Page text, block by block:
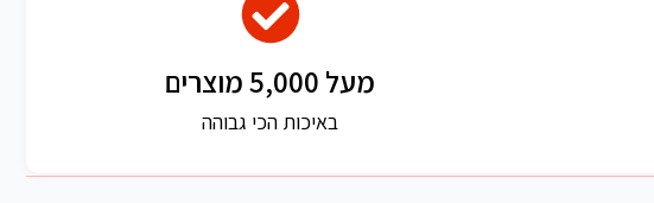
מעל 5,000 מוצרים
באיכות הכי גבוהה